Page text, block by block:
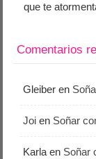
que te
Comentarios
Gleiber en
Joi en Soñar
Karla en Soñar